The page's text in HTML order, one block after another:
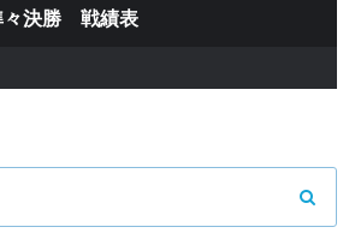
々決勝 戦績表